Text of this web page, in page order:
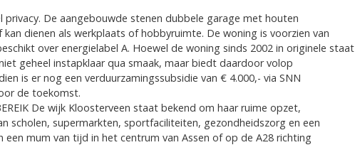
De aangebouwde stenen dubbele garage met houten
dienen als werkplaats of hobbyruimte. De woning is voorzien van
over energielabel A. Hoewel de woning sinds 2002 in originele staat
geheel instapklaar qua smaak, maar biedt daardoor volop
is er nog een verduurzamingssubsidie van € 4.000,- via SNN
de toekomst.
De wijk Kloosterveen staat bekend om haar ruime opzet,
scholen, supermarkten, sportfaciliteiten, gezondheidszorg en een
mum van tijd in het centrum van Assen of op de A28 richting